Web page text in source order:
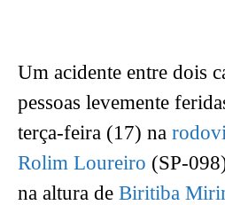
Um acidente entre dois
pessoas levemente
terça-feira (17) na
Rolim Loureiro (SP-
na altura de Biritiba